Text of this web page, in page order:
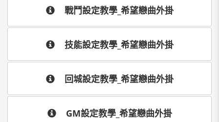
戰鬥設定教學_希望戀曲外掛
技能設定教學_希望戀曲外掛
回城設定教學_希望戀曲外掛
GM設定教學_希望戀曲外掛